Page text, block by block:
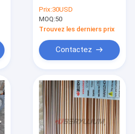
de 0.28mm x de
100mm
Prix:30USD
MOQ:50
Trouvez les derniers prix
Contactez